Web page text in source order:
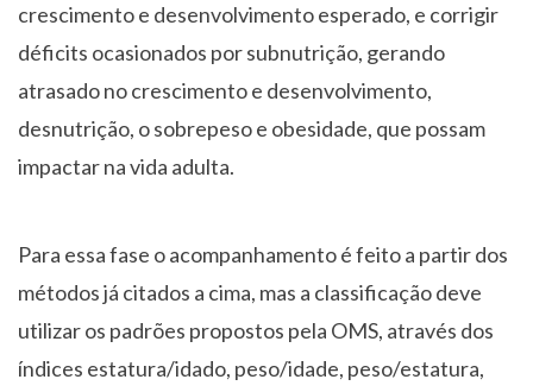
crescimento e desenvolvimento esperado, e corrigir
déficits ocasionados por subnutrição, gerando
atrasado no crescimento e desenvolvimento,
desnutrição, o sobrepeso e obesidade, que possam
impactar na vida adulta.
Para essa fase o acompanhamento é feito a partir dos
métodos já citados a cima, mas a classificação deve
utilizar os padrões propostos pela OMS, através dos
índices estatura/idado, peso/idade, peso/estatura,